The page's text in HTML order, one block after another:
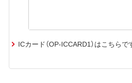
ICカード（OP-ICCARD1）はこちらで